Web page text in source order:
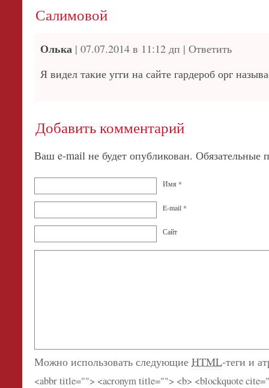
Салимовой
Олька |07.07.2014 в 11:12 дп |Ответить
Я видел такие угги на сайте гардероб орг
Добавить комментарий
Ваш e-mail не будет опубликован. Обязательные
Имя *
E-mail *
Сайт
Можно использовать следующиеHTML-теги и
<abbr title=""> <acronym title=""> <b> <blockquote